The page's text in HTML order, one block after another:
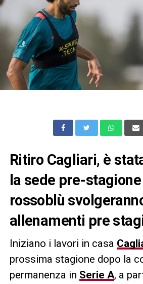
Ritiro Cagliari, è
la sede pre-
rossoblù
allenamenti pre
Iniziano i lavori in casa
prossima stagione dopo la
permanenza in Serie A, a